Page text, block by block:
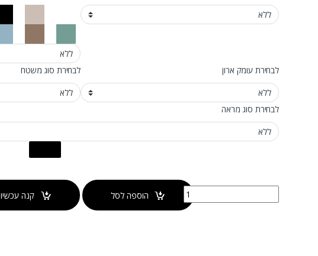
לבחירת עומק ארון לבחירת סוג משטח
לבחירת סוג מראה
כמות של ארון מור משטח בוצ'ר+מתלה למגבתהוספה לסל קנה עכשיו